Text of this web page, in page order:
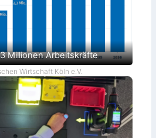
Millionen Arbeitskräfte
Wirtschaft Köln e.V.